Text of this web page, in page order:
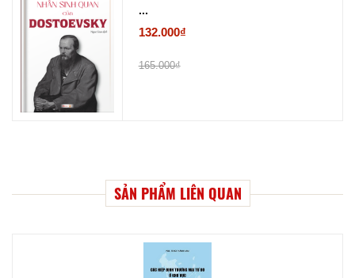
...
132.000₫
165.000₫
SẢN PHẨM LIÊN QUAN